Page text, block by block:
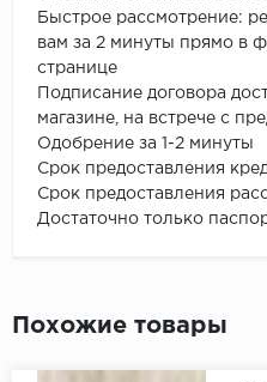
Быстрое рассмотрение:
вам за 2 минуты прямо в
странице
Подписание договора
магазине, на встрече с
Одобрение за 1-2 минуты
Срок предоставления
Срок предоставления
Достаточно только
Похожие товары